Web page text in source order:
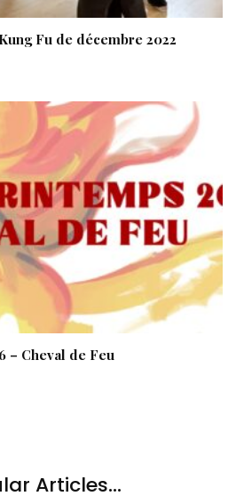
Fu de décembre 2022
– Cheval de Feu
Articles...